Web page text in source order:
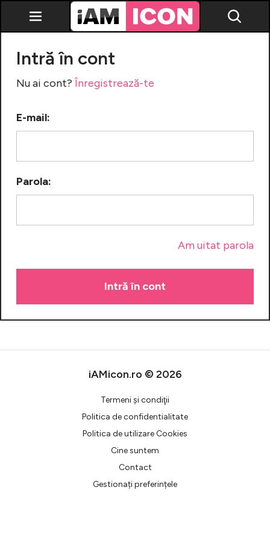
Emisiuni TV
Celebrități
Intră în cont
Creează cont
Intră în cont
Nu ai cont?Înregistrează-te
E-mail:
Parola:
Am uitat parola
iAMicon.ro © 2026
Termeni şi condiţii
Politica de confidentialitate
Politica de utilizare Cookies
Cine suntem
Contact
Gestionați preferințele